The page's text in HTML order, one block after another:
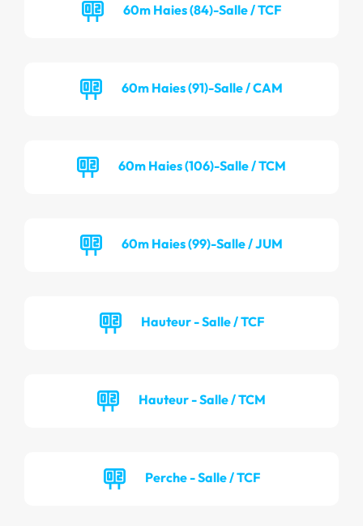
60m Haies (84)-Salle / TCF
60m Haies (91)-Salle / CAM
60m Haies (106)-Salle / TCM
60m Haies (99)-Salle / JUM
Hauteur - Salle / TCF
Hauteur - Salle / TCM
Perche - Salle / TCF